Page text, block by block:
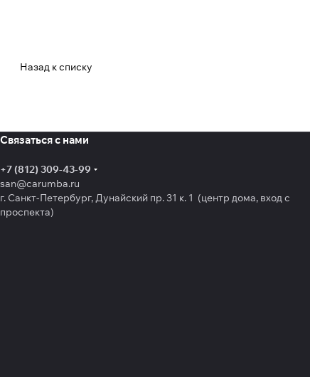
Назад к списку
Связаться с нами
+7 (812) 309-43-99
san@carumba.ru
г. Санкт-Петербург, Дунайский пр. 31 к. 1 (центр дома, вход с
проспекта)